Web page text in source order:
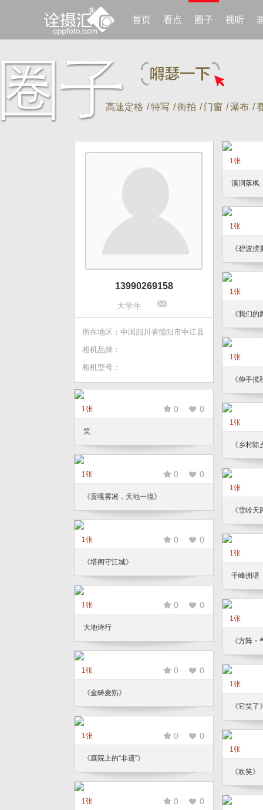
首页 看点 圈子 视听
高速定格 /特写 /街拍 / 门窗 /瀑布 /
13990269158
大学生
所在地区：中国四川省德阳市中江县
相机品牌：
相机型号：
1张
溪涧落枫
1张
《碧波捞
1张
《我们
1张
《伸手揽
1张 0 0
笑
1张
《乡村除
1张 0 0
《贡嘎雾凇，天地一境》
1张
《雪岭天
1张 0 0
《塔阁守江城》
1张
千峰拥塔
1张 0 0
大地诗行
1张
《方阵・
1张 0 0
《金畴麦熟》
1张
《它笑了
1张 0 0
《庭院上的“非遗”》
1张
《欢笑》
1张 0 0